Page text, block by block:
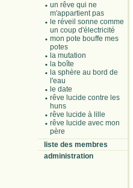
un rêve qui ne
m'appartient pas
le réveil sonne comme
un coup d'électricité
mon pote bouffe mes
potes
la mutation
la boîte
la sphère au bord de
l'eau
le date
rêve lucide contre les
huns
rêve lucide à lille
rêve lucide avec mon
père
liste des membres
administration